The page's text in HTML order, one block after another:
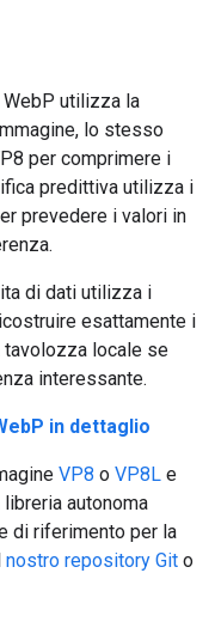
utilizza la
lo stesso
per comprimere i
predittiva utilizza i
prevedere i valori in
di dati utilizza i
esattamente i
tavolozza locale se
interessante.
in dettaglio
VP8 o VP8L e
libreria autonoma
di riferimento per la
nostro repository Git o